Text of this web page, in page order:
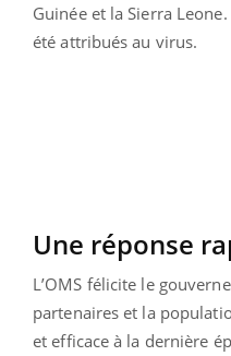
Guinée et la Sierra
été attribués au virus.
Une réponse
L’OMS félicite le
partenaires et la
et efficace à la dernière